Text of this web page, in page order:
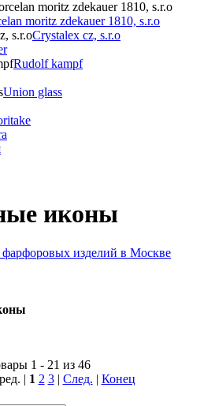
moritz zdekauer 1810, s.r.o
Crystalex cz, s.r.o
Rudolf kampf
Union glass
иконы
фарфоровых изделий в Москве
1 - 21 из 46
| 1 2 3| След. | Конец